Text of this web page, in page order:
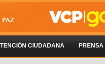
CIUDADANA PRENSA